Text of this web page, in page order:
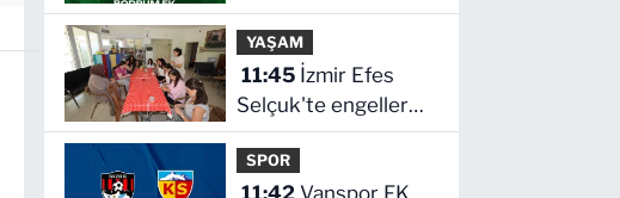
hangi kanalda saat
kaçta
YAŞAM
11:45
Selçuk'te engeller
atölyelerle aşılıyor
SPOR
11:42 Vanspor FK